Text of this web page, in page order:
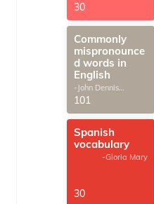
30
Commonly
mispronounce
d words in
English
-John Dennis
G.Thomas
101
Spanish
vocabulary
-Gloria Mary
30